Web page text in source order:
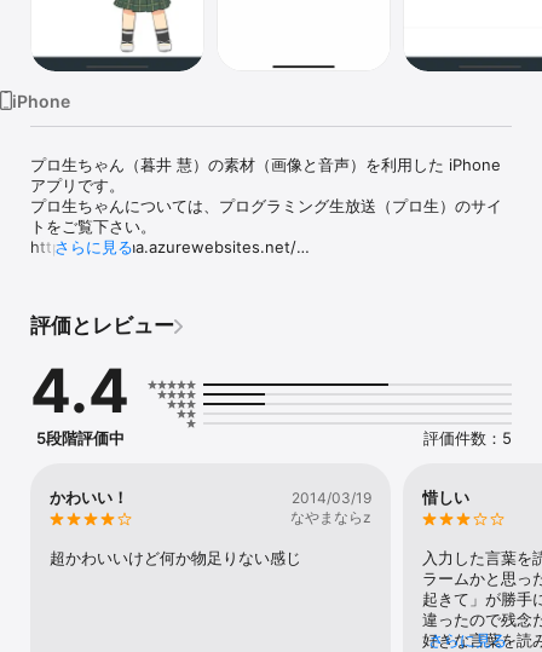
iPhone
プロ生ちゃん（暮井 慧）の素材（画像と音声）を利用した iPhone
アプリです。
プロ生ちゃんについては、プログラミング生放送（プロ生）のサイ
トをご覧下さい。
http://pronama.azurewebsites.net/
■アラーム
  ・目覚し音声も設定可能です。
■タイマー
  ・最大59分59秒のタイマー機能を提供します。
  ・15件までのアイコン型メモを登録できます。
  ・画面の長押しでメニュー表示します。
■電卓
さらに見る
評価とレビュー
4.4
5段階評価中 評価件数：5
かわいい！
2014/03/19
なやまならz
超かわいいけど何か物足りない感じ
惜しい
入力した言葉を
ラームかと思っ
起きて」が勝手
違ったので残念
好きな言葉を読
さらに見る